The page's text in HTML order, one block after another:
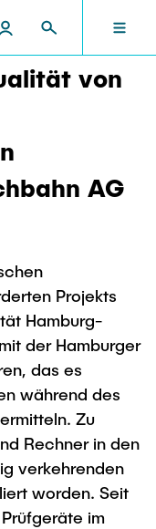
TUHH
Climate
Bildung
von
AG
Projekts
Hamburg-
der Hamburger
das es
während des
Zu
Rechner in den
verkehrenden
worden. Seit
im